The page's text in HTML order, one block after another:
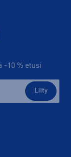
-10 % etusi
Liity